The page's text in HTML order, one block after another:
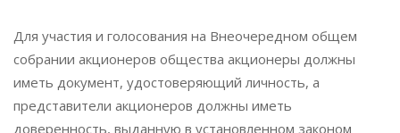
Для участия и голосования на Внеочередном общем
собрании акционеров общества акционеры должны
иметь документ, удостоверяющий личность, а
представители акционеров должны иметь
доверенность, выданную в установленном законом